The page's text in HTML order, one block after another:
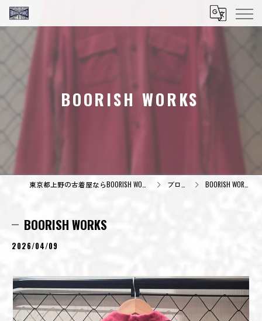
BOORISH WORKS⁡
ブログ BOORISH WORKS⁡
BOORISH WORKS⁡
2026/04/09